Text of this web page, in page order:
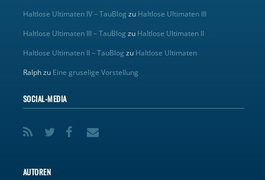
Haltlose Ultimaten IV – TauBlog zu Haltlose Ultimaten III
Haltlose Ultimaten III – TauBlog zu Haltlose Ultimaten II
Haltlose Ultimaten II – TauBlog zu Haltlose Ultimaten
Ralphzu Eine gruselige Vorstellung
SOCIAL-MEDIA
AUTOREN